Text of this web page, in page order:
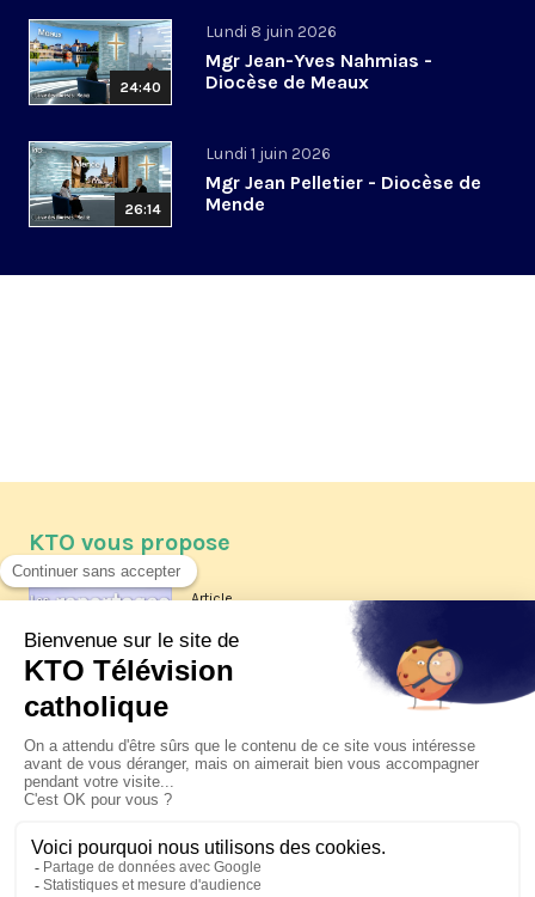
24:40
Lundi 8 juin 2026
Mgr Jean-Yves Nahmias -
Diocèse de Meaux
26:14
Lundi 1 juin 2026
Mgr Jean Pelletier - Diocèse de
Mende
KTO vous propose
Article
Les reportages d'été 2026 de KTO
La visite pastorale du pape Léon
XIV à Assise à suivre sur KTO le
jeudi 6 août
Le pape en Uruguay, Argentine et
Pérou du 6 au 17 novembre 2026